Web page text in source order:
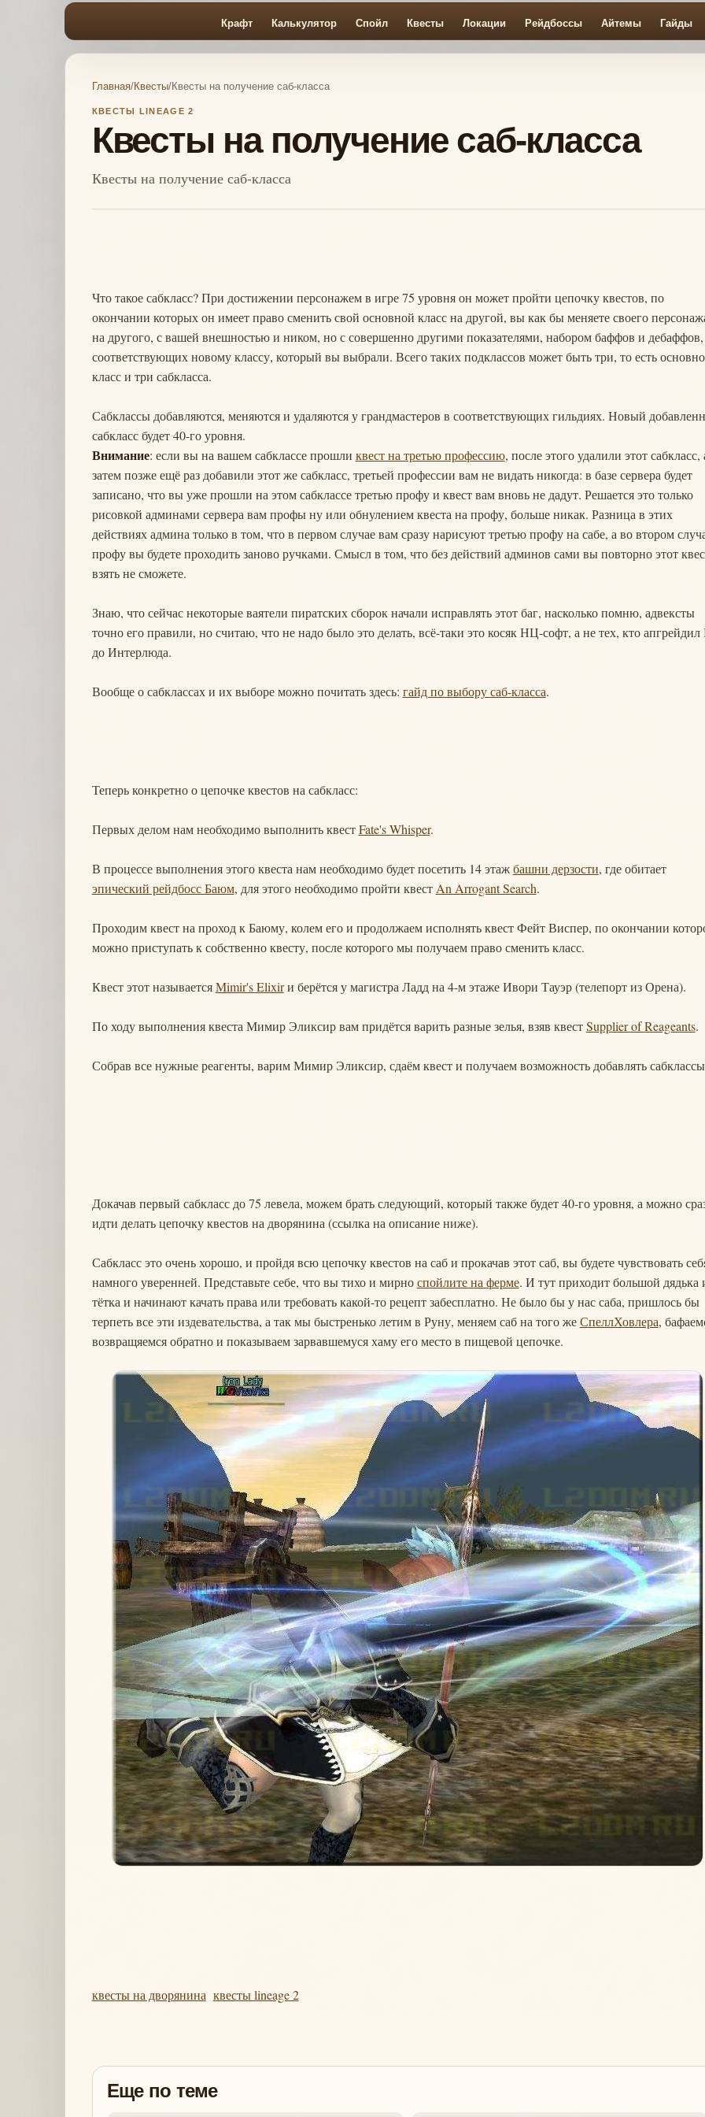
Крафт Калькулятор Спойл Квесты Локации Рейдбоссы Айтемы Гайды
Главная/Квесты/Квесты на получение саб-класса
КВЕСТЫ LINEAGE 2
Квесты на получение саб-класса
Квесты на получение саб-класса
Что такое сабкласс? При достижении персонажем в игре 75 уровня он может пройти цепочку квестов, по
окончании которых он имеет право сменить свой основной класс на другой, вы как бы меняете своего
на другого, с вашей внешностью и ником, но с совершенно другими показателями, набором баффов и дебаффов,
соответствующих новому классу, который вы выбрали. Всего таких подклассов может быть три, то есть
класс и три сабкласса.
Сабклассы добавляются, меняются и удаляются у грандмастеров в соответствующих гильдиях. Новый
сабкласс будет 40-го уровня.
Внимание: если вы на вашем сабклассе прошли квест на третью профессию, после этого удалили этот сабкласс,
затем позже ещё раз добавили этот же сабкласс, третьей профессии вам не видать никогда: в базе сервера будет
записано, что вы уже прошли на этом сабклассе третью профу и квест вам вновь не дадут. Решается это только
рисовкой админами сервера вам профы ну или обнулением квеста на профу, больше никак. Разница в этих
действиях админа только в том, что в первом случае вам сразу нарисуют третью профу на сабе, а во втором
профу вы будете проходить заново ручками. Смысл в том, что без действий админов сами вы повторно этот
взять не сможете.
Знаю, что сейчас некоторые ваятели пиратских сборок начали исправлять этот баг, насколько помню, адвексты
точно его правили, но считаю, что не надо было это делать, всё-таки это косяк НЦ-софт, а не тех, кто
до Интерлюда.
Вообще о сабклассах и их выборе можно почитать здесь: гайд по выбору саб-класса.
Теперь конкретно о цепочке квестов на сабкласс:
Первых делом нам необходимо выполнить квестFate's Whisper.
В процессе выполнения этого квеста нам необходимо будет посетить 14 этажбашни дерзости, где обитает
эпический рейдбосс Баюм, для этого необходимо пройти квест An Arrogant Search.
Проходим квест на проход к Баюму, колем его и продолжаем исполнять квест Фейт Виспер, по окончании
можно приступать к собственно квесту, после которого мы получаем право сменить класс.
Квест этот называетсяMimir's Elixirи берётся у магистра Ладд на 4-м этаже Ивори Тауэр (телепорт из Орена).
По ходу выполнения квеста Мимир Эликсир вам придётся варить разные зелья, взяв квестSupplier of Reageants.
Собрав все нужные реагенты, варим Мимир Эликсир, сдаём квест и получаем возможность добавлять
Докачав первый сабкласс до 75 левела, можем брать следующий, который также будет 40-го уровня, а можно
идти делать цепочку квестов на дворянина (ссылка на описание ниже).
Сабкласс это очень хорошо, и пройдя всю цепочку квестов на саб и прокачав этот саб, вы будете чувствовать
намного уверенней. Представьте себе, что вы тихо и мирноспойлите на ферме. И тут приходит большой дядька
тётка и начинают качать права или требовать какой-то рецепт забесплатно. Не было бы у нас саба, пришлось бы
терпеть все эти издевательства, а так мы быстренько летим в Руну, меняем саб на того жеСпеллХовлера,
возвращяемся обратно и показываем зарвавшемуся хаму его место в пищевой цепочке.
квесты на дворянина квесты lineage 2
Еще по теме